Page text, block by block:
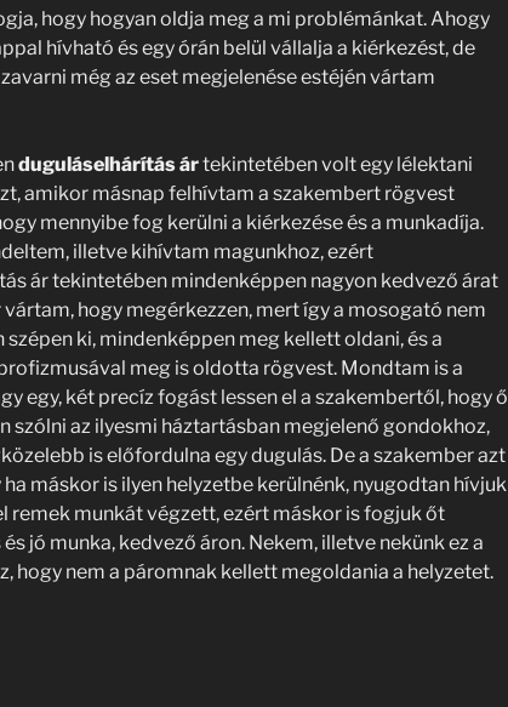
hogy hogyan oldja meg a mi problémánkat. Ahogy
hívható és egy órán belül vállalja a kiérkezést, de
még az eset megjelenése estéjén vártam
duguláselhárítás ártekintetében volt egy lélektani
amikor másnap felhívtam a szakembert rögvest
mennyibe fog kerülni a kiérkezése és a munkadíja.
illetve kihívtam magunkhoz, ezért
ár tekintetében mindenképpen nagyon kedvező árat
hogy megérkezzen, mert így a mosogató nem
szépen ki, mindenképpen meg kellett oldani, és a
meg is oldotta rögvest. Mondtam is a
egy, két precíz fogást lessen el a szakembertől, hogy ő
szólni az ilyesmi háztartásban megjelenő gondokhoz,
is előfordulna egy dugulás. De a szakember azt
máskor is ilyen helyzetbe kerülnénk, nyugodtan hívjuk
remek munkát végzett, ezért máskor is fogjuk őt
jó munka, kedvező áron. Nekem, illetve nekünk ez a
hogy nem a páromnak kellett megoldania a helyzetet.